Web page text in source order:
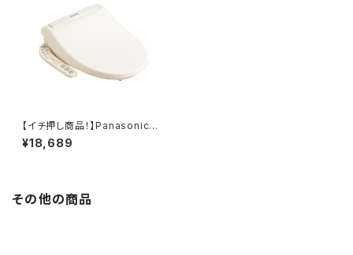
【イチ押し商品！】Panasonic
ビューティ・トワレ
¥18,689
その他の商品